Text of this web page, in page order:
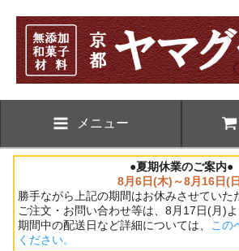
メニュー
●夏期休業のご案内●
8月6日(木)～8月16日(
勝手ながら上記の期間はお休みさせていた
ご注文・お問い合わせ等は、8月17日(月)よ
期間中の配送日など詳細については、 この
ください。